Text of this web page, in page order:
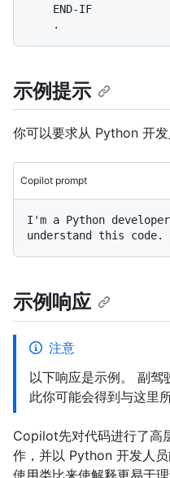
示例提示
你可以要求从 Python 开发
Copilot prompt
I'm a Python
示例响应
注意
以下响应是示例。 副驾
此你可能会得到与这里
Copilot先对代码进行了高
作，并以 Python 开发人
使用类比来使解释更易于